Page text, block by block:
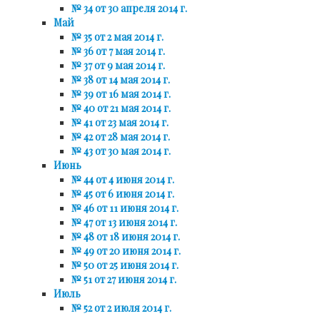
№ 34 от 30 апреля 2014 г.
Май
№ 35 от 2 мая 2014 г.
№ 36 от 7 мая 2014 г.
№ 37 от 9 мая 2014 г.
№ 38 от 14 мая 2014 г.
№ 39 от 16 мая 2014 г.
№ 40 от 21 мая 2014 г.
№ 41 от 23 мая 2014 г.
№ 42 от 28 мая 2014 г.
№ 43 от 30 мая 2014 г.
Июнь
№ 44 от 4 июня 2014 г.
№ 45 от 6 июня 2014 г.
№ 46 от 11 июня 2014 г.
№ 47 от 13 июня 2014 г.
№ 48 от 18 июня 2014 г.
№ 49 от 20 июня 2014 г.
№ 50 от 25 июня 2014 г.
№ 51 от 27 июня 2014 г.
Июль
№ 52 от 2 июля 2014 г.